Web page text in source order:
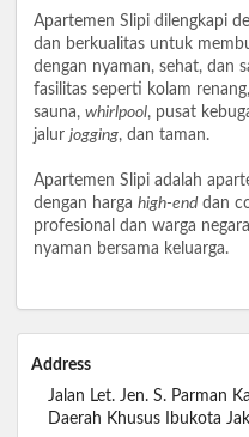
Apartemen Slipi dilengkapi
dan berkualitas untuk
dengan nyaman, sehat, dan
fasilitas seperti kolam
sauna, whirlpool, pusat
jalur jogging, dan taman.
Apartemen Slipi adalah
dengan harga high-enddan
profesional dan warga
nyaman bersama keluarga.
Address
Jalan Let. Jen. S. Parman
Daerah Khusus Ibukota